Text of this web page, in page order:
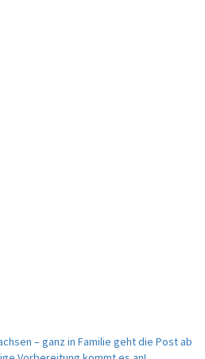
– ganz in Familie geht die Post ab